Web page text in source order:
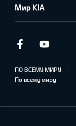
Мир KIA
Facebook
ПО ВСЕМУ МИРУ
По всему миру